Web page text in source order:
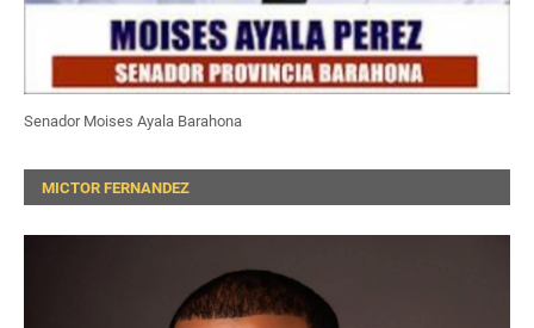
Senador Moises Ayala Barahona
MICTOR FERNANDEZ